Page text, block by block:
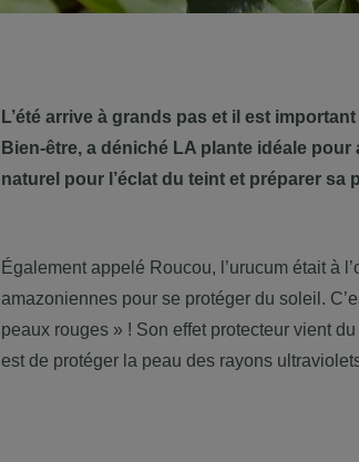
L’été arrive à grands pas et il est
Bien-être, a déniché LA plante idéale
naturel pour l’éclat du teint et préparer sa
Également appelé Roucou, l’urucum était à
amazoniennes pour se protéger du soleil.
peaux rouges » ! Son effet protecteur vient
est de protéger la peau des rayons